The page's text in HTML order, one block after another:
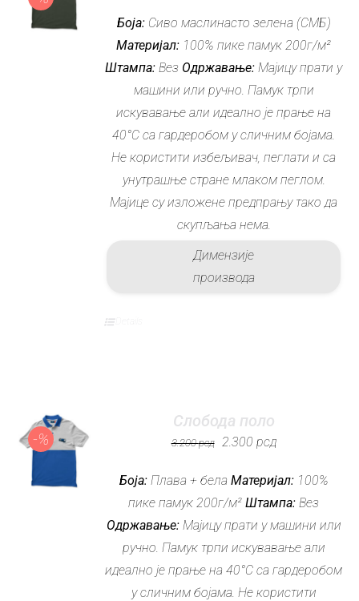
је
била:
3.200 рсд.
је:
2.304 рсд.
Боја:Сиво маслинасто зелена (СМБ)
Материјал: 100% пике памук 200г/м²
Штампа: Вез Одржавање: Мајицу прати у
машини или ручно. Памук трпи
искувавање али идеално је прање на
40°C са гардеробом у сличним бојама.
Не користити избељивач, пеглати и са
унутрашње стране млаком пеглом.
Мајице су изложене предпрању тако да
скупљања нема.
Димензије
производа
-%
Слобода поло
3.200рсд
Оригинална
је
била:
3.200 рсд.
2.300 рсдТренутна
је:
2.300 рсд.
Боја:Плава + бела Материјал:100%
пике памук 200г/м²Штампа: Вез
Одржавање:Мајицу прати у машини или
ручно. Памук трпи искувавање али
идеално је прање на 40°C са гардеробом
у сличним бојама. Не користити